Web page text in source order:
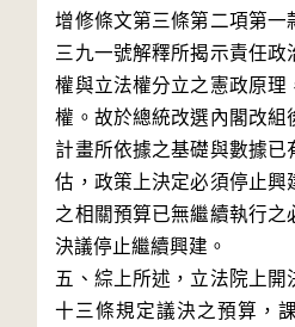
增修條文第三條第二項第一
三九一號解釋所揭示責任政
權與立法權分立之憲政原理
權。故於總統改選內閣改組
計畫所依據之基礎與數據已
估，政策上決定必須停止興
之相關預算已無繼續執行之
決議停止繼續興建。
五、綜上所述，立法院上開
十三條規定議決之預算，